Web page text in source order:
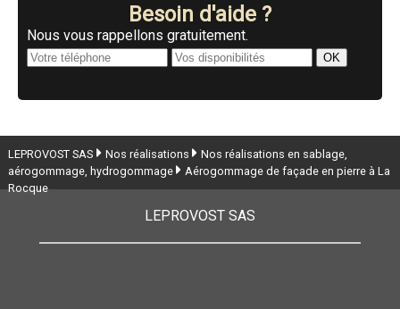
Besoin d'aide ?
Nous vous rappellons gratuitement.
LEPROVOST SAS Nos réalisations
Nos réalisations en sablage,
aérogommage, hydrogommage
Aérogommage de façade en pierre à La
Rocque
LEPROVOST SAS